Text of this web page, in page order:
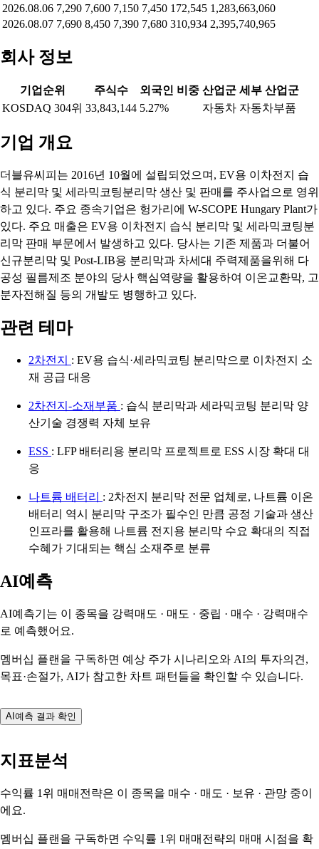
2026.08.06 7,290 7,600 7,150 7,450 172,545 1,283,663,060
2026.08.07 7,690 8,450 7,390 7,680 310,934 2,395,740,965
회사 정보
기업순위 주식수 외국인 비중 산업군 세부 산업군
KOSDAQ 304위 33,843,144 5.27% 자동차 자동차부품
기업 개요
더블유씨피는 2016년 10월에 설립되었으며, EV용 이차전지 습
식 분리막 및 세라믹코팅분리막 생산 및 판매를 주사업으로 영위
하고 있다. 주요 종속기업은 헝가리에 W-SCOPE Hungary Plant가
있다. 주요 매출은 EV용 이차전지 습식 분리막 및 세라믹코팅분
리막 판매 부문에서 발생하고 있다. 당사는 기존 제품과 더불어
신규분리막 및 Post-LIB용 분리막과 차세대 주력제품을위해 다
공성 필름제조 분야의 당사 핵심역량을 활용하여 이온교환막, 고
분자전해질 등의 개발도 병행하고 있다.
관련 테마
2차전지 : EV용 습식·세라믹코팅 분리막으로 이차전지 소
재 공급 대응
2차전지-소재부품 : 습식 분리막과 세라믹코팅 분리막 양
산기술 경쟁력 자체 보유
ESS : LFP 배터리용 분리막 프로젝트로 ESS 시장 확대 대
응
나트륨 배터리 : 2차전지 분리막 전문 업체로, 나트륨 이온
배터리 역시 분리막 구조가 필수인 만큼 공정 기술과 생산
인프라를 활용해 나트륨 전지용 분리막 수요 확대의 직접
수혜가 기대되는 핵심 소재주로 분류
AI예측
AI예측기는 이 종목을 강력매도 · 매도 · 중립 · 매수 · 강력매수
로 예측했어요.
멤버십 플랜을 구독하면 예상 주가 시나리오와 AI의 투자의견,
목표·손절가, AI가 참고한 차트 패턴들을 확인할 수 있습니다.
AI예측 결과 확인
지표분석
수익률 1위 매매전략은 이 종목을 매수 · 매도 · 보유 · 관망 중이
에요.
멤버십 플랜을 구독하면 수익률 1위 매매전략의 매매 시점을 확